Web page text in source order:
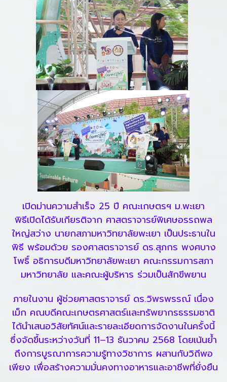
เปิดม่านความสำเร็จ 25 ปี คณะเกษตรฯ ม.พะเยา
พิธีเปิดได้รับเกียรติจาก ศาสตราจารย์พิเศษอรรถพล
ใหญ่สว่าง นายกสภามหาวิทยาลัยพะเยา เป็นประธานใน
พิธี พร้อมด้วย รองศาสตราจารย์ ดร.สุภกร พงศบาง
โพธิ์ อธิการบดีมหาวิทยาลัยพะเยา คณะกรรมการสภา
มหาวิทยาลัย และคณะผู้บริหาร ร่วมเป็นสักขีพยาน
ภายในงาน ผู้ช่วยศาสตราจารย์ ดร.วิพรพรรณ์ เนื่อง
เม็ก คณบดีคณะเกษตรศาสตร์และทรัพยากรธรรมชาติ
ได้นำเสนอวิสัยทัศน์และรายละเอียดการจัดงานในครั้งนี้
ซึ่งจัดขึ้นระหว่างวันที่ 11–13 ธันวาคม 2568 โดยเน้นย้ำ
ถึงการบูรณาการความรู้ทางวิชาการ ผสานกับวิถีพอ
เพียง เพื่อสร้างความมั่นคงทางอาหารและอาชีพที่ยั่งยืน